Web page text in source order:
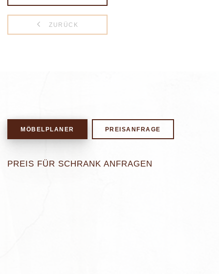
ZURÜCK
MÖBELPLANER PREISANFRAGE
PREIS FÜR SCHRANK ANFRAGEN